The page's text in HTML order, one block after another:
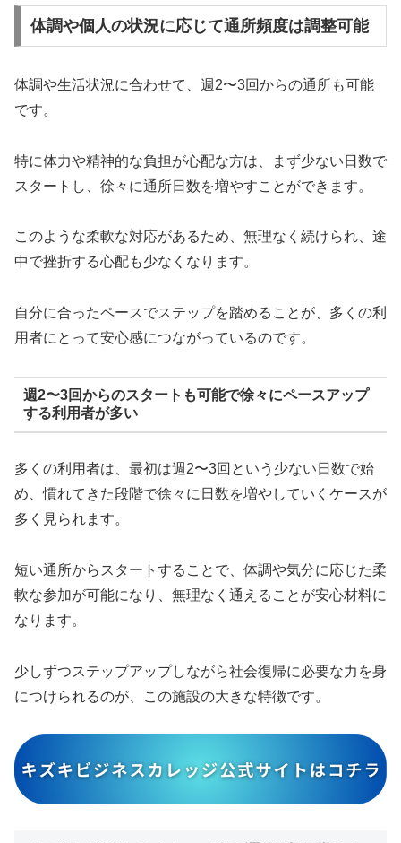
体調や個人の状況に応じて通所頻度は調整可能
体調や生活状況に合わせて、週2〜3回からの通所も可能
です。
特に体力や精神的な負担が心配な方は、まず少ない日数で
スタートし、徐々に通所日数を増やすことができます。
このような柔軟な対応があるため、無理なく続けられ、途
中で挫折する心配も少なくなります。
自分に合ったペースでステップを踏めることが、多くの利
用者にとって安心感につながっているのです。
週2〜3回からのスタートも可能で徐々にペースアップ
する利用者が多い
多くの利用者は、最初は週2〜3回という少ない日数で始
め、慣れてきた段階で徐々に日数を増やしていくケースが
多く見られます。
短い通所からスタートすることで、体調や気分に応じた柔
軟な参加が可能になり、無理なく通えることが安心材料に
なります。
少しずつステップアップしながら社会復帰に必要な力を身
につけられるのが、この施設の大きな特徴です。